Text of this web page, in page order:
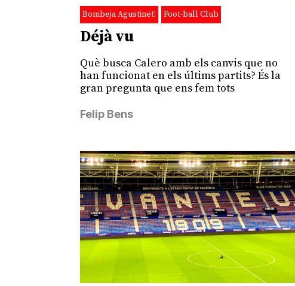
Bombeja Agustinet! Foot-ball Club
Déjà vu
Què busca Calero amb els canvis que no
han funcionat en els últims partits? És la
gran pregunta que ens fem tots
Felip Bens